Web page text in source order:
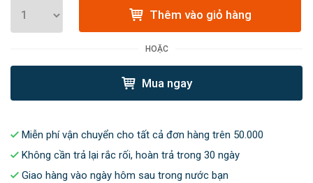
Thêm vào giỏ hàng
HOẶC
Mua ngay
Miễn phí vận chuyển cho tất cả đơn hàng trên 50.000
Không cần trả lại rắc rối, hoàn trả trong 30 ngày
Giao hàng vào ngày hôm sau trong nước bạn